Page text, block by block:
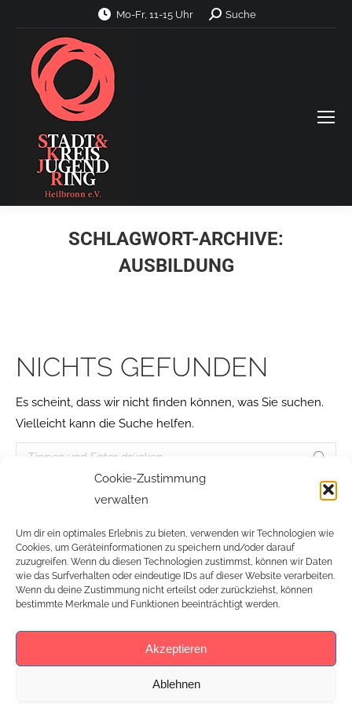
Cookie-Zustimmung
verwalten
Um dir ein optimales Erlebnis zu bieten, verwenden wir Technologien wie
Cookies, um Geräteinformationen zu speichern und/oder darauf
zuzugreifen. Wenn du diesen Technologien zustimmst, können wir Daten
wie das Surfverhalten oder eindeutige IDs auf dieser Website verarbeiten.
Wenn du deine Zustimmung nicht erteilst oder zurückziehst, können
bestimmte Merkmale und Funktionen beeinträchtigt werden.
Akzeptieren
Ablehnen
Mo-Fr, 11-15 Uhr Search:
Suche
SCHLAGWORT-ARCHIVE:
AUSBILDUNG
NICHTS GEFUNDEN
Es scheint, dass wir nicht finden können, was Sie suchen.
Vielleicht kann die Suche helfen.
Search: